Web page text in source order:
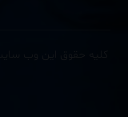
کلیه حقوق این وب